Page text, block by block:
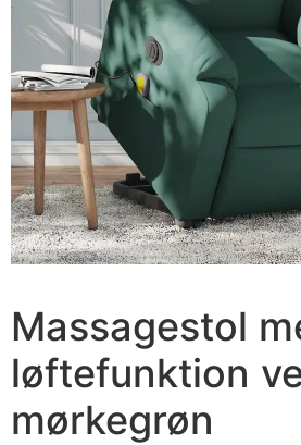
Massagestol
løftefunktion
mørkegrøn